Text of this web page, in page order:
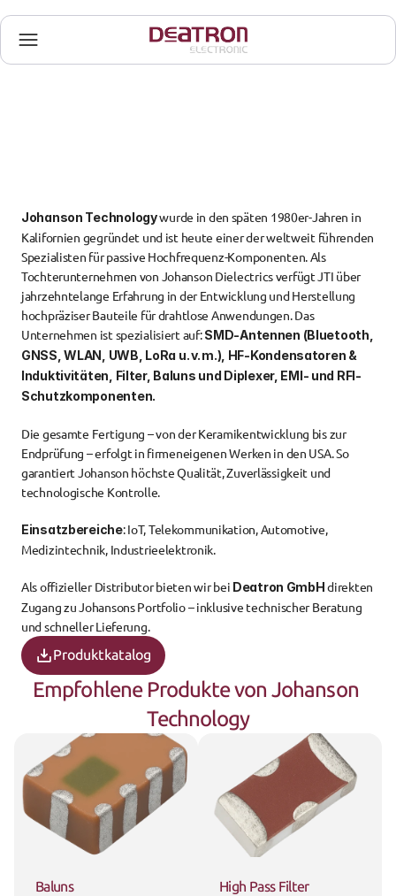
Johanson Technology wurde in den späten 1980er-Jahren in
Kalifornien gegründet und ist heute einer der weltweit führenden
Spezialisten für passive Hochfrequenz-Komponenten. Als
Tochterunternehmen von Johanson Dielectrics verfügt JTI über
jahrzehntelange Erfahrung in der Entwicklung und Herstellung
hochpräziser Bauteile für drahtlose Anwendungen. Das
Unternehmen ist spezialisiert auf: SMD-Antennen (Bluetooth,
GNSS, WLAN, UWB, LoRa u. v. m.), HF-Kondensatoren &
Induktivitäten, Filter, Baluns und Diplexer, EMI- und RFI-
Schutzkomponenten.
Die gesamte Fertigung – von der Keramikentwicklung bis zur
Endprüfung – erfolgt in firmeneigenen Werken in den USA. So
garantiert Johanson höchste Qualität, Zuverlässigkeit und
technologische Kontrolle.
Einsatzbereiche: IoT, Telekommunikation, Automotive,
Medizintechnik, Industrieelektronik.
Als offizieller Distributor bieten wir bei Deatron GmbH direkten
Zugang zu Johansons Portfolio – inklusive technischer Beratung
und schneller Lieferung.
Produktkatalog
Empfohlene Produkte von Johanson
Technology
Baluns High Pass Filter